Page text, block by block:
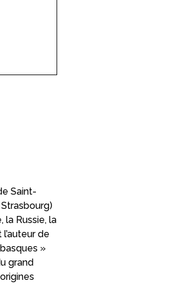
Saint-
la Russie, la
de
»
grand